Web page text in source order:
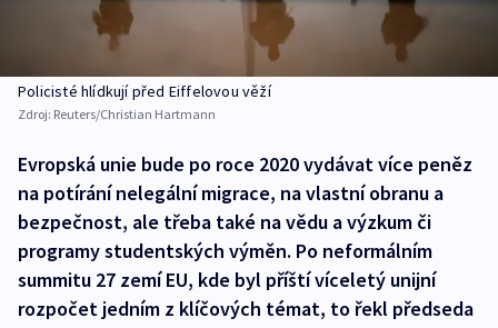
Policisté hlídkují před Eiffelovou věží
Zdroj: Reuters/Christian Hartmann
Evropská unie bude po roce 2020 vydávat více peněz
na potírání nelegální migrace, na vlastní obranu a
bezpečnost, ale třeba také na vědu a výzkum či
programy studentských výměn. Po neformálním
summitu 27 zemí EU, kde byl příští víceletý unijní
rozpočet jedním z klíčových témat, to řekl předseda